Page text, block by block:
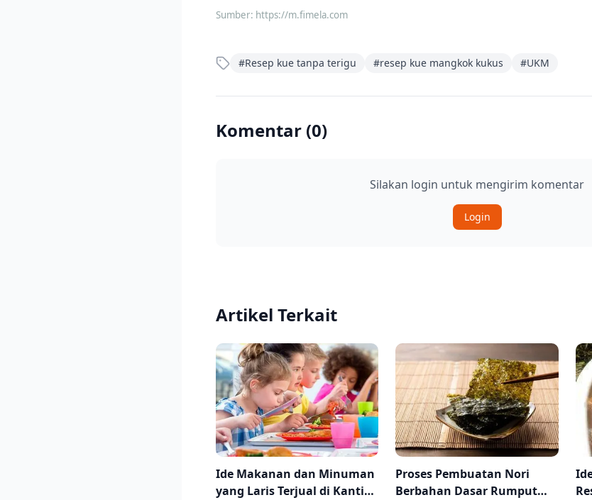
Sumber: https://m.fimela.com
#Resep kue tanpa terigu #resep kue mangkok kukus #UKM
Komentar (0)
Silakan login untuk mengirim komentar
Login
Artikel Terkait
Ide Makanan dan Minuman
yang Laris Terjual di Kantin
Proses Pembuatan Nori
Berbahan Dasar Rumput